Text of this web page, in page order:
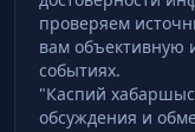
проверяем
вам
событиях.
"Каспий
обсуждения и